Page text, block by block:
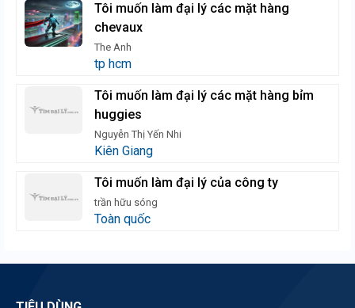
Tôi muốn làm đại lý các mặt hàng
chevaux
The Anh
tp hcm
Tôi muốn làm đại lý các mặt hàng bỉm
huggies
Nguyễn Thị Yến Nhi
Kiên Giang
Tôi muốn làm đại lý của công ty
trần hữu sóng
Toàn quốc